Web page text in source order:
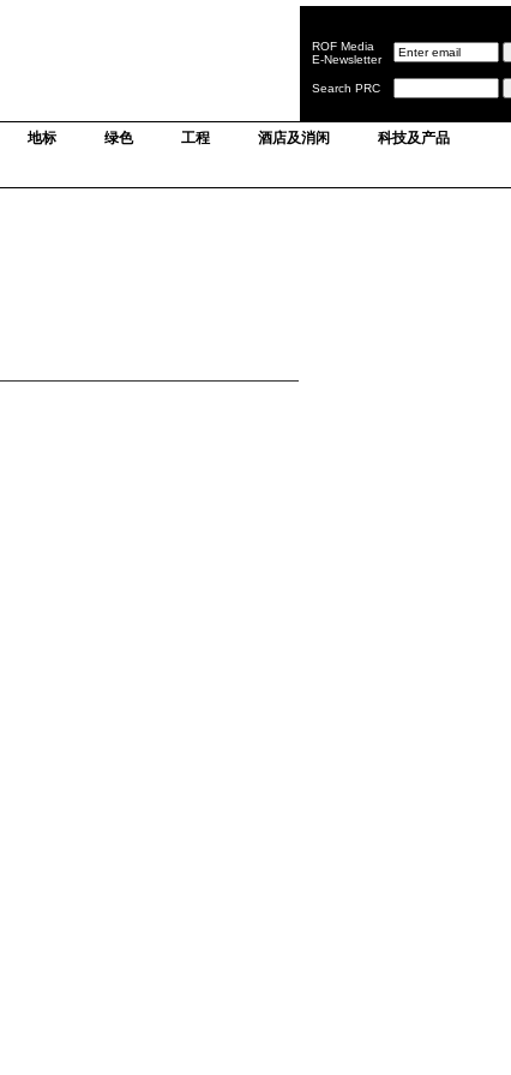
ROF Media
E-Newsletter
Search PRC
地标 绿色 工程 酒店及消闲
科技及产品